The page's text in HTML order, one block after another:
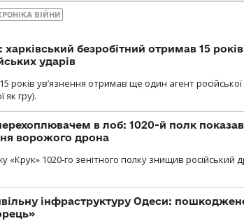
ВІЙНИ
безробітний отримав 15
ударів
років увʼязнення отримав ще один агент російської
як гру).
в лоб: 1020-й полк показав
ворожого дрона
«Крук» 1020-го зенітного полку знищив російський
інфраструктуру Одеси: